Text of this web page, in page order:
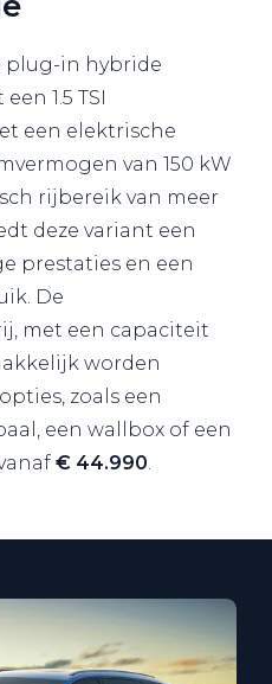
plug-in hybride
1.5 TSI
een elektrische
van 150 kW
rijbereik van meer
deze variant een
prestaties en een
De
met een capaciteit
worden
zoals een
een wallbox of een
€ 44.990.